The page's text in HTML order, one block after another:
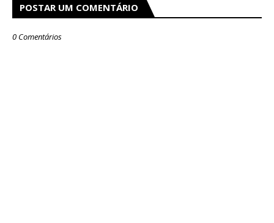
POSTAR UM COMENTÁRIO
0 Comentários